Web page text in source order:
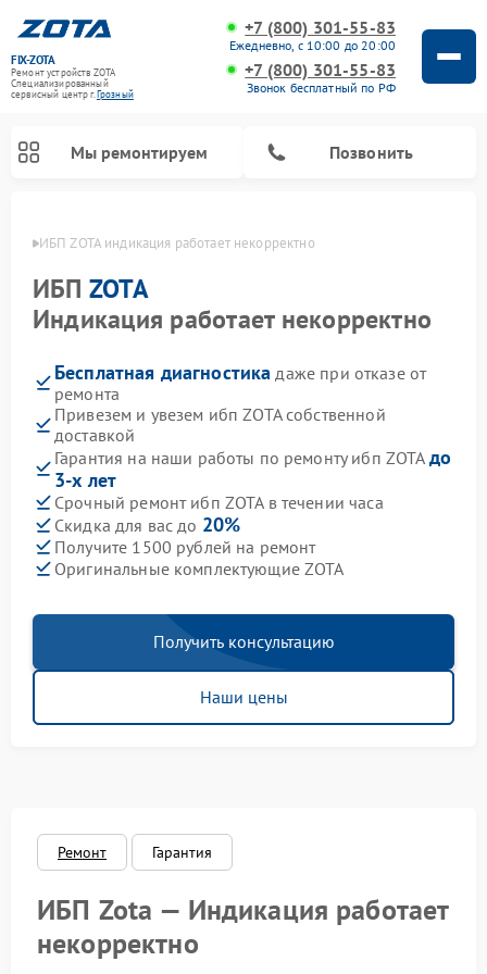
FIX-ZOTA
Ремонт устройств ZOTA
Специализированный
cервисный центр г.Грозный
+7 (800) 301-55-83
Ежедневно, с 10:00 до 20:00
+7 (800) 301-55-83
Звонок бесплатный по РФ
Мы ремонтируем Позвонить
ИБП ZOTA индикация работает некорректно
ИБП ZOTA
Индикация работает некорректно
Бесплатная диагностика даже при отказе от
ремонта
Привезем и увезем ибп ZOTA собственной
доставкой
Гарантия на наши работы по ремонту ибп ZOTA до
3-х лет
Срочный ремонт ибп ZOTA в течении часа
Скидка для вас до 20%
Получите 1500 рублей на ремонт
Оригинальные комплектующие ZOTA
Получить консультацию
Наши цены
Ремонт Гарантия
ИБП Zota — Индикация работает
некорректно